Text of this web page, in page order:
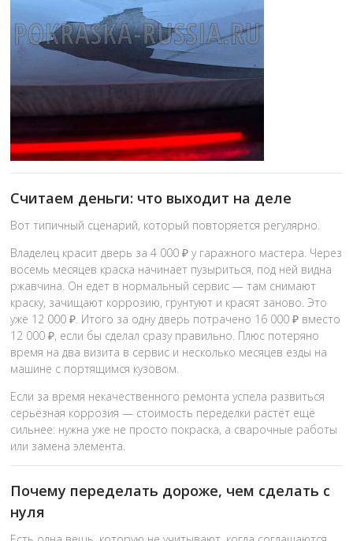
Считаем деньги: что выходит на деле
Вот типичный сценарий, который повторяется регулярно.
Владелец красит дверь за 4 000 ₽ у гаражного мастера. Через
восемь месяцев краска начинает пузыриться, под ней видна
ржавчина. Он едет в нормальный сервис — там снимают
краску, зачищают коррозию, грунтуют и красят заново. Это
уже 12 000 ₽. Итого за одну дверь потрачено 16 000 ₽ вместо
12 000 ₽, если бы сделал сразу правильно. Плюс потеряно
время на два визита в сервис и несколько месяцев езды на
машине с портящимся кузовом.
Если за время некачественного ремонта успела развиться
серьёзная коррозия — стоимость переделки растёт ещё
сильнее: нужна уже не просто покраска, а сварочные работы
или замена элемента.
Почему переделать дороже, чем сделать с
нуля